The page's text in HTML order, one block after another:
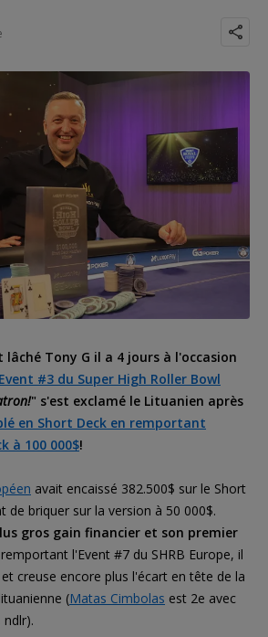
lâché Tony G il a 4 jours à l'occasion
#3 du Super High Roller Bowl
" s'est exclamé le Lituanien après
en Short Deck en remportant
à 100 000$!
avait encaissé 382.500$ sur le Short
de briquer sur la version à 50 000$.
gros gain financier et son premier
l'Event #7 du SHRB Europe, il
creuse encore plus l'écart en tête de la
(Matas Cimbolas est 2e avec
ndlr).